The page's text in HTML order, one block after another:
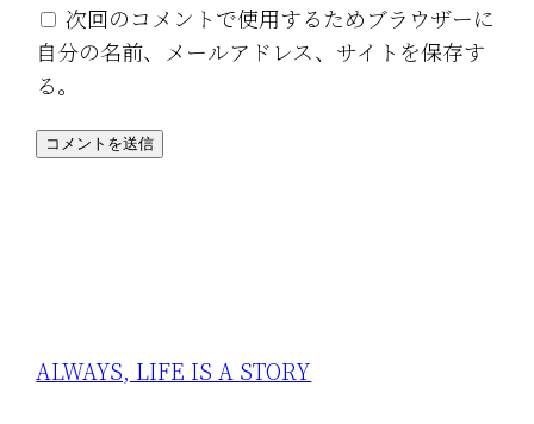
次回のコメントで使用するためブラウザーに
自分の名前、メールアドレス、サイトを保存す
る。
ALWAYS, LIFE IS A STORY